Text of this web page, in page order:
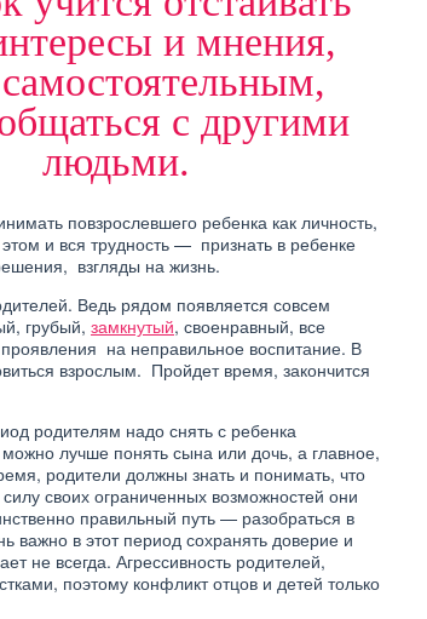
ДЕТИ
НОРМА РОСТА РЕБЕНКА
и мнения,
с другими
людьми.
повзрослевшего ребенка как личность,
и вся трудность — признать в ребенке
взгляды на жизнь.
Ведь рядом появляется совсем
грубый, замкнутый, своенравный, все
на неправильное воспитание. В
взрослым. Пройдет время, закончится
родителям надо снять с ребенка
лучше понять сына или дочь, а главное,
родители должны знать и понимать, что
своих ограниченных возможностей они
правильный путь — разобраться в
важно в этот период сохранять доверие и
не всегда. Агрессивность родителей,
поэтому конфликт отцов и детей только